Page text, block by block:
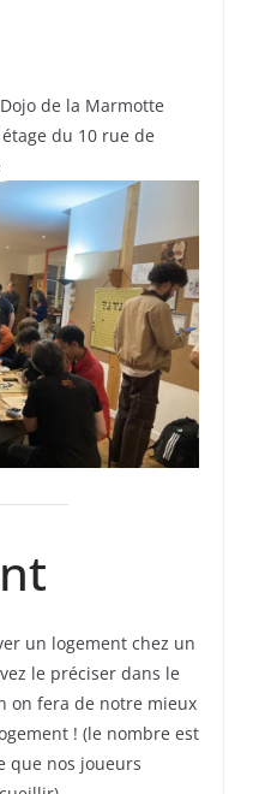
de la Marmotte
du 10 rue de
un logement chez un
le préciser dans le
on fera de notre mieux
! (le nombre est
que nos joueurs